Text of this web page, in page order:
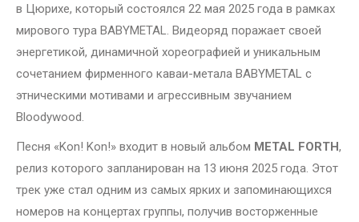
в Цюрихе, который состоялся 22 мая 2025 года в рамках
мирового тура BABYMETAL. Видеоряд поражает своей
энергетикой, динамичной хореографией и уникальным
сочетанием фирменного каваи-метала BABYMETAL с
этническими мотивами и агрессивным звучанием
Bloodywood.
Песня «Kon! Kon!» входит в новый альбом METAL FORTH,
релиз которого запланирован на 13 июня 2025 года. Этот
трек уже стал одним из самых ярких и запоминающихся
номеров на концертах группы, получив восторженные